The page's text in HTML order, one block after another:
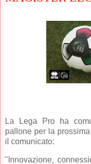
La Lega Pro ha
pallone per la
il comunicato:
"Innovazione,